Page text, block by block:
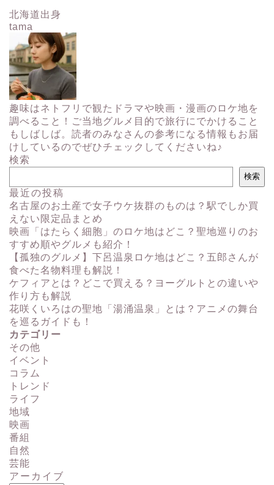
北海道出身
tama
趣味はネトフリで観たドラマや映画・漫画のロケ地を
調べること！ご当地グルメ目的で旅行にでかけること
もしばしば。読者のみなさんの参考になる情報もお届
けしているのでぜひチェックしてくださいね♪
検索
検索
最近の投稿
名古屋のお土産で女子ウケ抜群のものは？駅でしか買
えない限定品まとめ
映画「はたらく細胞」のロケ地はどこ？聖地巡りのお
すすめ順やグルメも紹介！
【孤独のグルメ】下呂温泉ロケ地はどこ？五郎さんが
食べた名物料理も解説！
ケフィアとは？どこで買える？ヨーグルトとの違いや
作り方も解説
花咲くいろはの聖地「湯涌温泉」とは？アニメの舞台
を巡るガイドも！
カテゴリー
その他
イベント
コラム
トレンド
ライフ
地域
映画
番組
自然
芸能
アーカイブ